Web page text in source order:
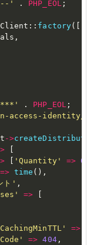
' . PHP_EOL ;
: : factory(
,
. PHP_EOL ;
access-
->
>
> 'Quantity' => 0
=> time ( ) ,
ト' ,
=>
=>
=> 404,